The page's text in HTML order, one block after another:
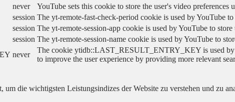
never
YouTube sets this cookie to store the user's video preferences
session The yt-remote-fast-check-period cookie is used by YouTube
session The yt-remote-session-app cookie is used by YouTube to
session The yt-remote-session-name cookie is used by YouTube to
never
The cookie ytidb::LAST_RESULT_ENTRY_KEY is used by
to improve the user experience by providing more relevant
die wichtigsten Leistungsindizes der Website zu verstehen und zu